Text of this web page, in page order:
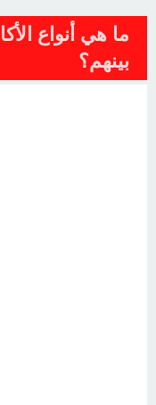
ما هي أنواع
بينهم؟